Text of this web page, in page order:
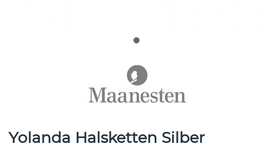
Yolanda Halsketten Silber